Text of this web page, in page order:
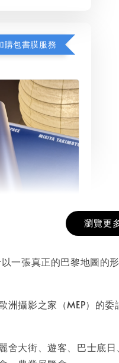
購包書膜服務
- +
加入購物車
瀏覽更
一張真正的巴黎地圖的
洲攝影之家（MEP）的
舍大街、遊客、巴士底